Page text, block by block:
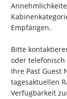
Empfängen.
Bitte
oder telefonisch
Ihre Past Guest
tagesaktuellen
Verfügbarkeit